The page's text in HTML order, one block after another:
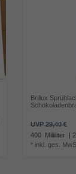
Brillux
UVP 29,40 €
400 Milliliter |
* inkl. ges.